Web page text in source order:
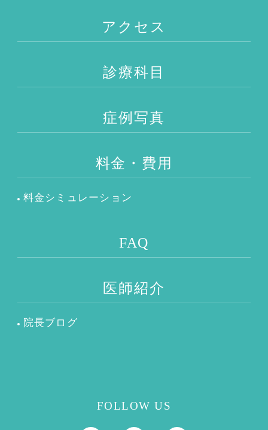
アクセス
診療科目
症例写真
料金・費用
料金シミュレーション
FAQ
医師紹介
院長ブログ
FOLLOW US